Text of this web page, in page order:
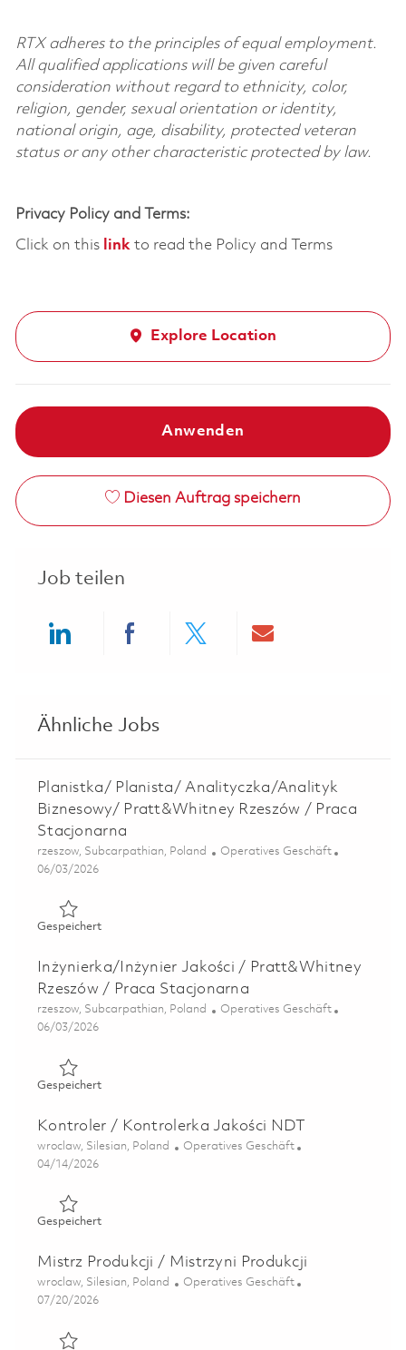
RTX adheres to the principles of equal employment.
All qualified applications will be given careful
consideration without regard to ethnicity, color,
religion, gender, sexual orientation or identity,
national origin, age, disability, protected veteran
status or any other characteristic protected by law.
Privacy Policy and Terms:
Click on this linkto read the Policy and Terms
Explore Location
Anwenden
Diesen Auftrag speichern
Job teilen
Ähnliche Jobs
Planistka/ Planista/ Analityczka/Analityk
Biznesowy/ Pratt&Whitney Rzeszów / Praca
Stacjonarna
Ort
rzeszow, Subcarpathian, Poland Kategorie
Operatives Geschäft
Posted Date
06/03/2026
GespeichertGespeichert Planistka/ Planista/ Analityczka/Analityk
Inżynierka/Inżynier Jakości / Pratt&Whitney
Rzeszów / Praca Stacjonarna
Ort
rzeszow, Subcarpathian, Poland Kategorie
Operatives Geschäft
Posted Date
06/03/2026
GespeichertGespeichert Inżynierka/Inżynier Jakości /
Kontroler / Kontrolerka Jakości NDT
Ort
wroclaw, Silesian, Poland Kategorie
Operatives Geschäft
Posted Date
04/14/2026
GespeichertGespeichert Kontroler / Kontrolerka Jakości NDT
Mistrz Produkcji / Mistrzyni Produkcji
Ort
wroclaw, Silesian, Poland Kategorie
Operatives Geschäft
Posted Date
07/20/2026